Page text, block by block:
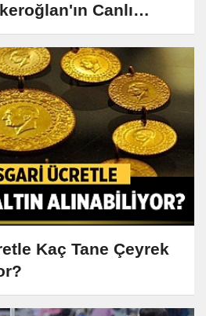
Canlı
Görüyor
Kaç Tane Çeyrek